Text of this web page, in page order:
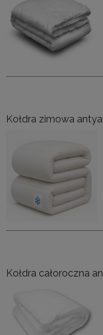
Kołdra zimowa
Kołdra całoroczna